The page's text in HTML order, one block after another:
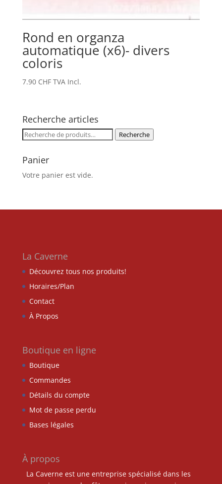
Rond en organza
automatique (x6)- divers
coloris
7.90 CHF TVA Incl.
Recherche articles
Recherche
Recherche
Panier
Votre panier est vide.
La Caverne
Découvrez tous nos produits!
Horaires/Plan
Contact
À Propos
Boutique en ligne
Boutique
Commandes
Détails du compte
Mot de passe perdu
Bases légales
À propos
La Caverne est une entreprise spécialisé dans les